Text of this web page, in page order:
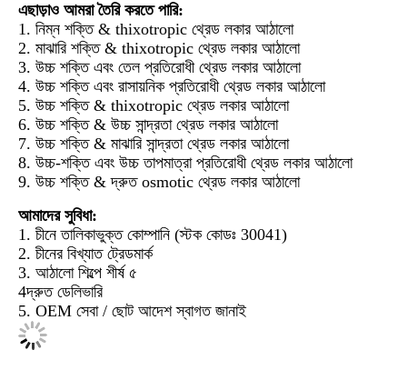
এছাড়াও আমরা তৈরি করতে পারি:
1. নিম্ন শক্তি & thixotropic থ্রেড লকার আঠালো
2. মাঝারি শক্তি & thixotropic থ্রেড লকার আঠালো
3. উচ্চ শক্তি এবং তেল প্রতিরোধী থ্রেড লকার আঠালো
4. উচ্চ শক্তি এবং রাসায়নিক প্রতিরোধী থ্রেড লকার আঠালো
5. উচ্চ শক্তি & thixotropic থ্রেড লকার আঠালো
6. উচ্চ শক্তি & উচ্চ সান্দ্রতা থ্রেড লকার আঠালো
7. উচ্চ শক্তি & মাঝারি সান্দ্রতা থ্রেড লকার আঠালো
8. উচ্চ-শক্তি এবং উচ্চ তাপমাত্রা প্রতিরোধী থ্রেড লকার আঠালো
9. উচ্চ শক্তি & দ্রুত osmotic থ্রেড লকার আঠালো
আমাদের সুবিধা:
1. চীনে তালিকাভুক্ত কোম্পানি (স্টক কোডঃ 30041)
2. চীনের বিখ্যাত ট্রেডমার্ক
3. আঠালো শিল্পে শীর্ষ ৫
4দ্রুত ডেলিভারি
5. OEM সেবা / ছোট আদেশ স্বাগত জানাই